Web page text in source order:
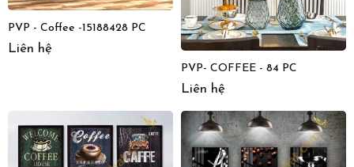
PVP - Coffee -15188428 PC
Liên hệ
PVP- COFFEE - 84 PC
Liên hệ